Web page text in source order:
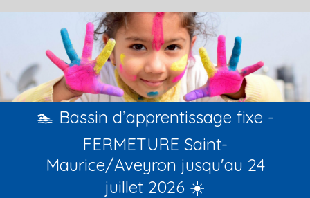
🏊 Bassin d’apprentissage fixe -
FERMETURE Saint-
Maurice/Aveyron jusqu'au 24
juillet 2026 ☀️